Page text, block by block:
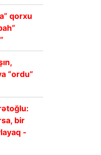
qorxu
“ordu”
bir
-